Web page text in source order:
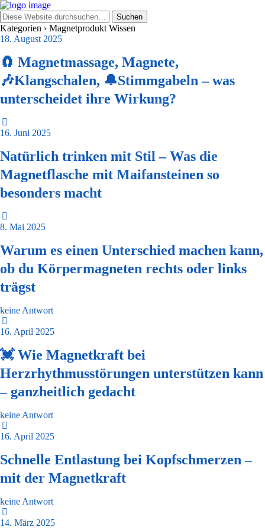
Kategorien › Magnetprodukt Wissen
18. August 2025
🧲 Magnetmassage, Magnete,
🎶Klangschalen, 🔔Stimmgabeln – was
unterscheidet ihre Wirkung?
16. Juni 2025
Natürlich trinken mit Stil – Was die
Magnetflasche mit Maifansteinen so
besonders macht
8. Mai 2025
Warum es einen Unterschied machen kann,
ob du Körpermagneten rechts oder links
trägst
keine Antwort
16. April 2025
💓 Wie Magnetkraft bei
Herzrhythmusstörungen unterstützen kann
– ganzheitlich gedacht
keine Antwort
16. April 2025
Schnelle Entlastung bei Kopfschmerzen –
mit der Magnetkraft
keine Antwort
14. März 2025